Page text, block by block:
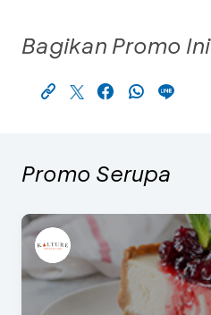
Bagikan Promo Ini
Promo Serupa